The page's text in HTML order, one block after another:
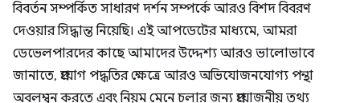
বিবর্তন সম্পর্কিত সাধারণ দর্শন সম্পর্কে আরও বিশদ বিবরণ
দেওয়ার সিদ্ধান্ত নিয়েছি। এই আপডেটের মাধ্যমে, আমরা
ডেভেলপারদের কাছে আমাদের উদ্দেশ্য আরও ভালোভাবে
জানাতে, প্রয়োগ পদ্ধতির ক্ষেত্রে আরও অভিযোজনযোগ্য পন্থা
অবলম্বন করতে এবং নিয়ম মেনে চলার জন্য প্রয়োজনীয় তথ্য